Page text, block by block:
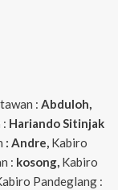
: Abduloh,
: Hariando Sitinjak
: Andre, Kabiro
: kosong, Kabiro
Pandeglang :